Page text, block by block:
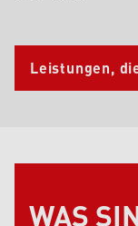
Leistungen,
WAS